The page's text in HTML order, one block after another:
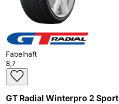
Fabelhaft
8,7
GT Radial Winterpro 2 Sport